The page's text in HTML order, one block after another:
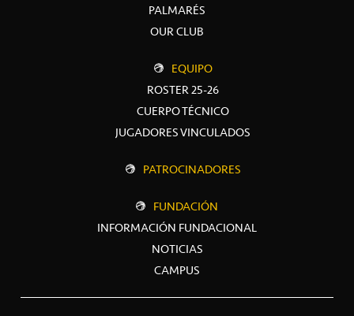
PALMARÉS
OUR CLUB
EQUIPO
ROSTER 25-26
CUERPO TÉCNICO
JUGADORES VINCULADOS
PATROCINADORES
FUNDACIÓN
INFORMACIÓN FUNDACIONAL
NOTICIAS
CAMPUS